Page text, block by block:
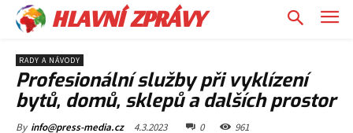
HLAVNÍ ZPRÁVY
RADY A NÁVODY
Profesionální služby při vyklízení
bytů, domů, sklepů a dalších prostor
By info@press-media.cz 4.3.2023 0 961